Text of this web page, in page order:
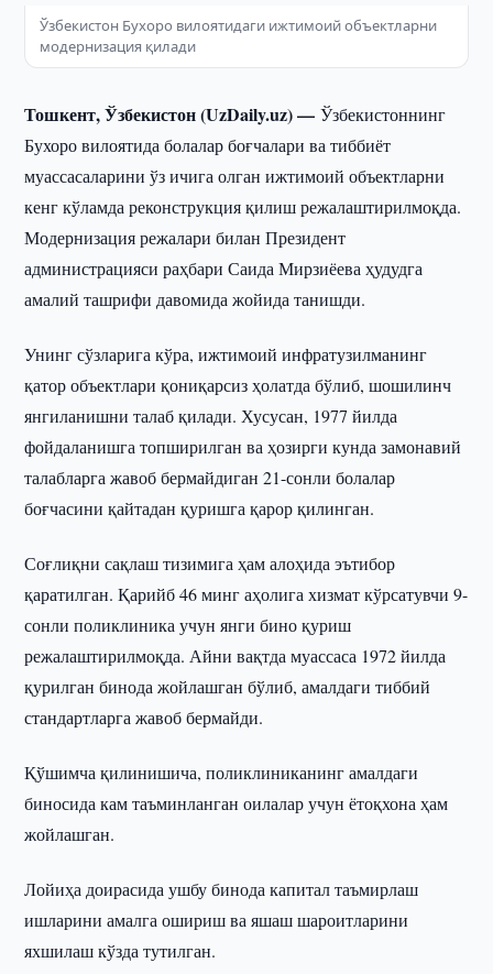
Ўзбекистон Бухоро вилоятидаги ижтимоий объектларни
модернизация қилади
Тошкент, Ўзбекистон (UzDaily.uz) —Ўзбекистоннинг
Бухоро вилоятида болалар боғчалари ва тиббиёт
муассасаларини ўз ичига олган ижтимоий объектларни
кенг кўламда реконструкция қилиш режалаштирилмоқда.
Модернизация режалари билан Президент
администрацияси раҳбари Саида Мирзиёева ҳудудга
амалий ташрифи давомида жойида танишди.
Унинг сўзларига кўра, ижтимоий инфратузилманинг
қатор объектлари қониқарсиз ҳолатда бўлиб, шошилинч
янгиланишни талаб қилади. Хусусан, 1977 йилда
фойдаланишга топширилган ва ҳозирги кунда замонавий
талабларга жавоб бермайдиган 21-сонли болалар
боғчасини қайтадан қуришга қарор қилинган.
Соғлиқни сақлаш тизимига ҳам алоҳида эътибор
қаратилган. Қарийб 46 минг аҳолига хизмат кўрсатувчи 9-
сонли поликлиника учун янги бино қуриш
режалаштирилмоқда. Айни вақтда муассаса 1972 йилда
қурилган бинода жойлашган бўлиб, амалдаги тиббий
стандартларга жавоб бермайди.
Қўшимча қилинишича, поликлиниканинг амалдаги
биносида кам таъминланган оилалар учун ётоқхона ҳам
жойлашган.
Лойиҳа доирасида ушбу бинода капитал таъмирлаш
ишларини амалга ошириш ва яшаш шароитларини
яхшилаш кўзда тутилган.